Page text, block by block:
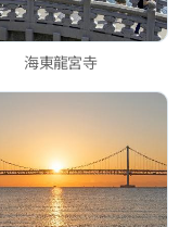
海東龍宮寺